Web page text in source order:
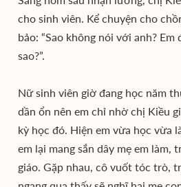
cho sinh viên. Kể chuyện cho
bảo: “Sao không nói với anh?
sao?”.
Nữ sinh viên giờ đang học năm
dần ổn nên em chỉ nhờ chị Kiều
kỳ học đó. Hiện em vừa học vừa
em lại mang sắn dây mẹ em làm,
giáo. Gặp nhau, cô vuốt tóc trò,